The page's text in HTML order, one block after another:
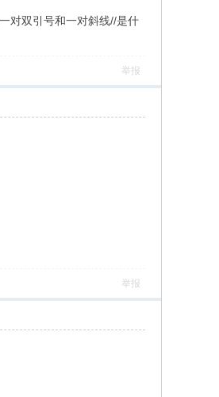
对双引号和一对斜线//是什
举报
举报